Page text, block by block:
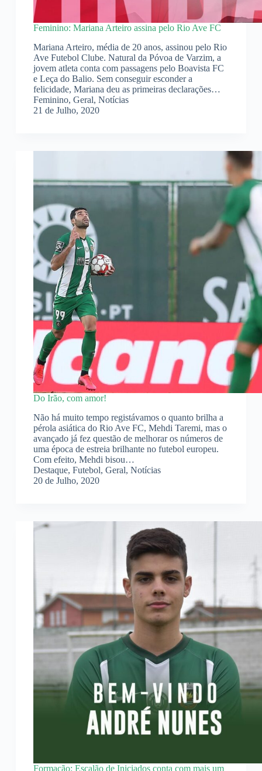
Feminino: Mariana Arteiro assina pelo Rio Ave FC
Mariana Arteiro, média de 20 anos, assinou pelo Rio
Ave Futebol Clube. Natural da Póvoa de Varzim, a
jovem atleta conta com passagens pelo Boavista FC
e Leça do Balio. Sem conseguir esconder a
felicidade, Mariana deu as primeiras declarações…
Feminino, Geral, Notícias
21 de Julho, 2020
Do Irão, com amor!
Não há muito tempo registávamos o quanto brilha a
pérola asiática do Rio Ave FC, Mehdi Taremi, mas o
avançado já fez questão de melhorar os números de
uma época de estreia brilhante no futebol europeu.
Com efeito, Mehdi bisou…
Destaque, Futebol, Geral, Notícias
20 de Julho, 2020
Formação: Escalão de Iniciados conta com mais um